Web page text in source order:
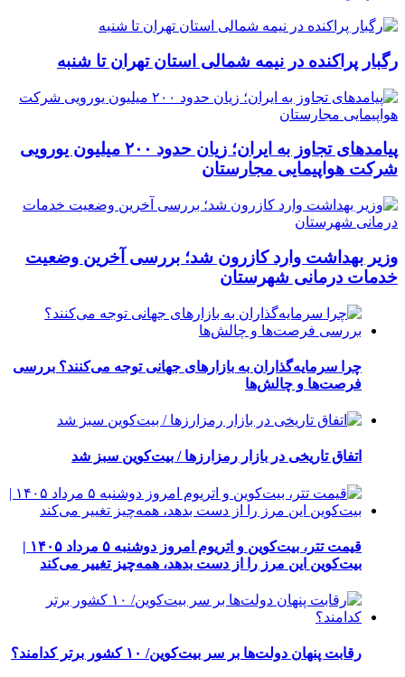
رگبار پراکنده در نیمه شمالی استان تهران تا شنبه
پیامدهای تجاوز به ایران؛ زیان حدود ۲۰۰ میلیون یورویی
شرکت هواپیمایی مجارستان
وزیر بهداشت وارد کازرون شد؛ بررسی آخرین وضعیت
خدمات درمانی شهرستان
چرا سرمایه‌گذاران به بازارهای جهانی توجه می‌کنند؟ بررسی
فرصت‌ها و چالش‌ها
اتفاق تاریخی در بازار رمزارزها / بیت‌کوین سبز شد
قیمت تتر، بیت‌کوین و اتریوم امروز دوشنبه ۵ مرداد ۱۴۰۵ |
بیت‌کوین این مرز را از دست بدهد، همه‌چیز تغییر می‌کند
رقابت پنهان دولت‌ها بر سر بیت‌کوین/ ۱۰ کشور برتر کدامند؟